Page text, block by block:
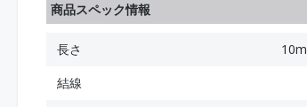
商品スペック情報
長さ
10m
結線